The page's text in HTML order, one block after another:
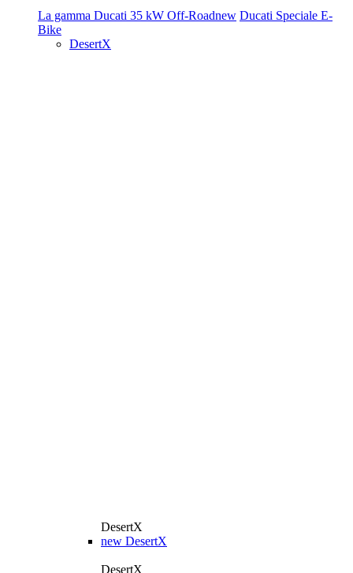
La gamma Ducati 35 kW Off-Roadnew Ducati Speciale E-
Bike
DesertX
DesertX
new DesertX
DesertX